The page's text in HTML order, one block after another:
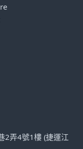
2弄4號1樓 (捷運江